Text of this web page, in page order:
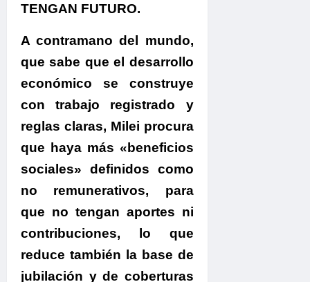
TENGAN FUTURO.
A contramano del mundo,
que sabe que el desarrollo
económico se construye
con trabajo registrado y
reglas claras, Milei procura
que haya más «beneficios
sociales» definidos como
no remunerativos, para
que no tengan aportes ni
contribuciones, lo que
reduce también la base de
jubilación y de coberturas